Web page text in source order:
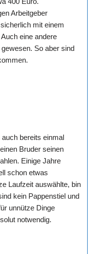
Arbeitgeber
mit einem
eine andere
So aber sind
bereits einmal
Bruder seinen
Einige Jahre
schon etwas
Laufzeit auswählte, bin
kein Pappenstiel und
unnütze Dinge
notwendig.